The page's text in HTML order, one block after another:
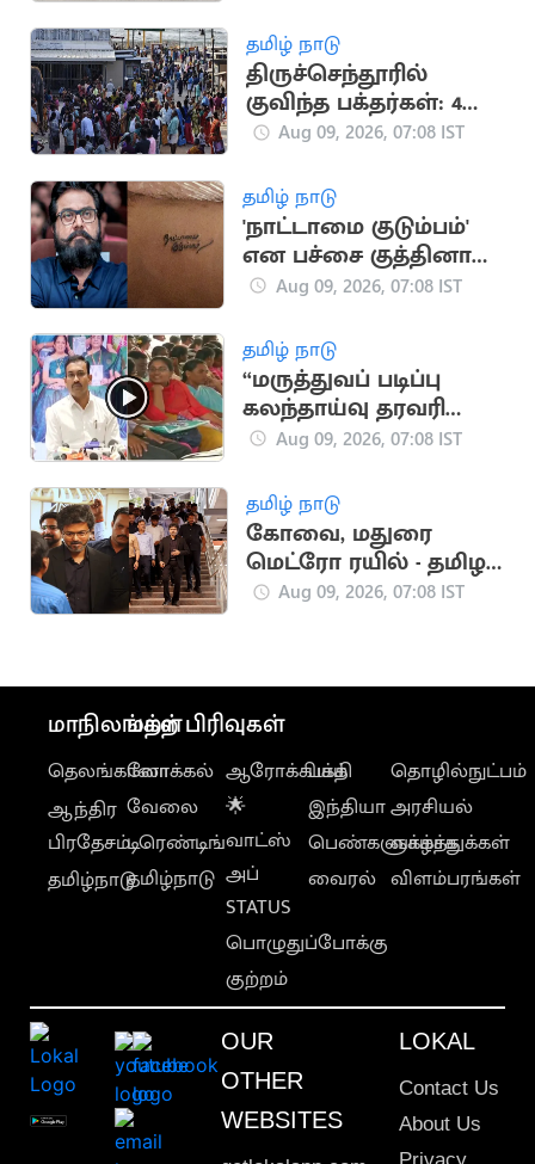
தமிழ் நாடு
திருச்செந்தூரில்
குவிந்த பக்தர்கள்: 4
மணி நேரம்
Aug 09, 2026, 07:08 IST
தமிழ் நாடு
'நாட்டாமை குடும்பம்'
என பச்சை குத்தினால்
என்னை சந்திக்கலாம்:
Aug 09, 2026, 07:08 IST
தமிழ் நாடு
“மருத்துவப் படிப்பு
கலந்தாய்வு தரவரிசை
பட்டியல் நாளை
அருண்ராஜ்
Aug 09, 2026, 07:08 IST
தமிழ் நாடு
கோவை, மதுரை
மெட்ரோ ரயில் - தமிழக
அரசு புதிய முடிவு
Aug 09, 2026, 07:08 IST
மாநிலங்கள்
தெலங்கானா
ஆந்திர
பிரதேசம்
தமிழ்நாடு
மற்ற பிரிவுகள்
லோக்கல்
வேலை
டிரெண்டிங்
தமிழ்நாடு
ஆரோக்கியம்
🌟
வாட்ஸ்
அப்
STATUS
பொழுதுப்போக்கு
குற்றம்
பக்தி
இந்தியா
பெண்களுக்காக
வைரல்
தொழில்நுட்பம்
அரசியல்
வாழ்த்துக்கள்
விளம்பரங்கள்
OUR
OTHER
WEBSITES
LOKAL
Contact Us
About Us
Privacy